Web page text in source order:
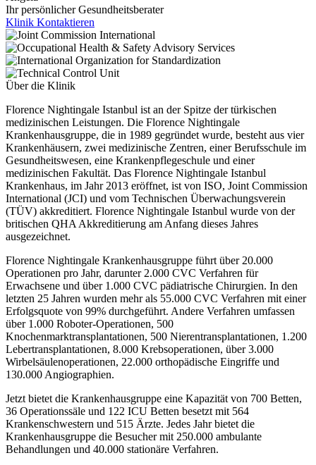
Ihr persönlicher Gesundheitsberater
Klinik Kontaktieren
Über die Klinik
Florence Nightingale Istanbul ist an der Spitze der türkischen
medizinischen Leistungen. Die Florence Nightingale
Krankenhausgruppe, die in 1989 gegründet wurde, besteht aus vier
Krankenhäusern, zwei medizinische Zentren, einer Berufsschule im
Gesundheitswesen, eine Krankenpflegeschule und einer
medizinischen Fakultät. Das Florence Nightingale Istanbul
Krankenhaus, im Jahr 2013 eröffnet, ist von ISO, Joint Commission
International (JCI) und vom Technischen Überwachungsverein
(TÜV) akkreditiert. Florence Nightingale Istanbul wurde von der
britischen QHA Akkreditierung am Anfang dieses Jahres
ausgezeichnet.
Florence Nightingale Krankenhausgruppe führt über 20.000
Operationen pro Jahr, darunter 2.000 CVC Verfahren für
Erwachsene und über 1.000 CVC pädiatrische Chirurgien. In den
letzten 25 Jahren wurden mehr als 55.000 CVC Verfahren mit einer
Erfolgsquote von 99% durchgeführt. Andere Verfahren umfassen
über 1.000 Roboter-Operationen, 500
Knochenmarktransplantationen, 500 Nierentransplantationen, 1.200
Lebertransplantationen, 8.000 Krebsoperationen, über 3.000
Wirbelsäulenoperationen, 22.000 orthopädische Eingriffe und
130.000 Angiographien.
Jetzt bietet die Krankenhausgruppe eine Kapazität von 700 Betten,
36 Operationssäle und 122 ICU Betten besetzt mit 564
Krankenschwestern und 515 Ärzte. Jedes Jahr bietet die
Krankenhausgruppe die Besucher mit 250.000 ambulante
Behandlungen und 40.000 stationäre Verfahren.